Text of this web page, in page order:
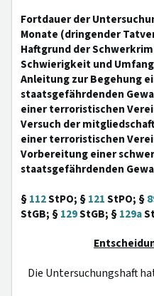
Fortdauer der
Monate (dringender
Haftgrund der
Schwierigkeit und
Anleitung zur Begehung
staatsgefährdenden
einer terroristischen
Versuch der
einer terroristischen
Vorbereitung einer
staatsgefährdenden
§112StPO; §121StPO; §
StGB; §129StGB; §129a
Die Untersuchungshaft